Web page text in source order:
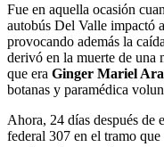
Fue en aquella ocasión
autobús Del Valle impactó
provocando además la
derivó en la muerte de una
que era Ginger Mariel
botanas y paramédica
Ahora, 24 días después de
federal 307 en el tramo que